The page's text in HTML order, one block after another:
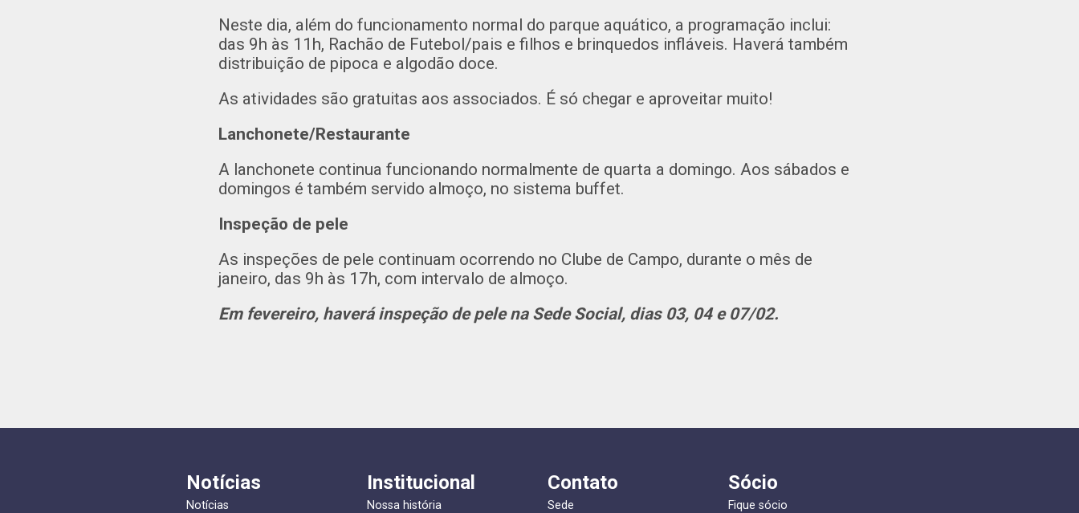
Neste dia, além do funcionamento normal do parque aquático, a programação inclui:
das 9h às 11h, Rachão de Futebol/pais e filhos e brinquedos infláveis. Haverá também
distribuição de pipoca e algodão doce.
As atividades são gratuitas aos associados. É só chegar e aproveitar muito!
Lanchonete/Restaurante
A lanchonete continua funcionando normalmente de quarta a domingo. Aos sábados e
domingos é também servido almoço, no sistema buffet.
Inspeção de pele
As inspeções de pele continuam ocorrendo no Clube de Campo, durante o mês de
janeiro, das 9h às 17h, com intervalo de almoço.
Em fevereiro, haverá inspeção de pele na Sede Social, dias 03, 04 e 07/02.
Notícias
Notícias
Institucional
Nossa história
Contato
Sede
Sócio
Fique sócio